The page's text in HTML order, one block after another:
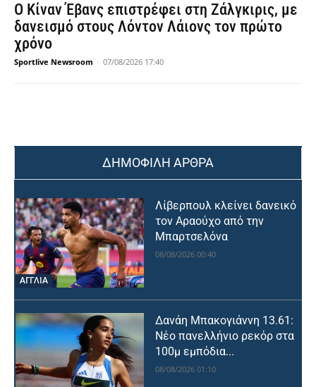
Ο Κίναν Έβανς επιστρέφει στη Ζάλγκιρις, με
δανεισμό στους Λόντον Λάιονς τον πρώτο
χρόνο
Sportlive Newsroom - 07/08/2026 17:40
ΔΗΜΟΦΙΛΗ ΑΡΘΡΑ
ΑΓΓΛΙΑ
Λίβερπουλ κλείνει δανεικό
τον Αραούχο από την
Μπαρτσελόνα
08/08/2026 00:40
Δανάη Μπακογιάννη 13.61:
Νέο πανελλήνιο ρεκόρ στα
100μ εμπόδια...
08/08/2026 01:10